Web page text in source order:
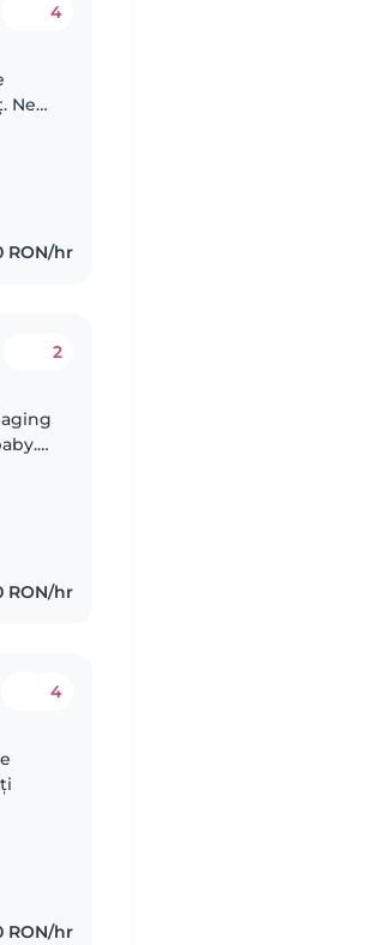
4
Ne-
RON/hr
2
RON/hr
4
RON/hr